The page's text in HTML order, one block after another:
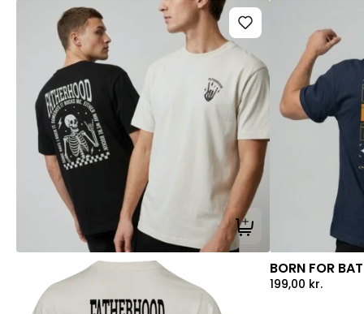
Tilføj til kurv
BORN FOR
199,00 kr.